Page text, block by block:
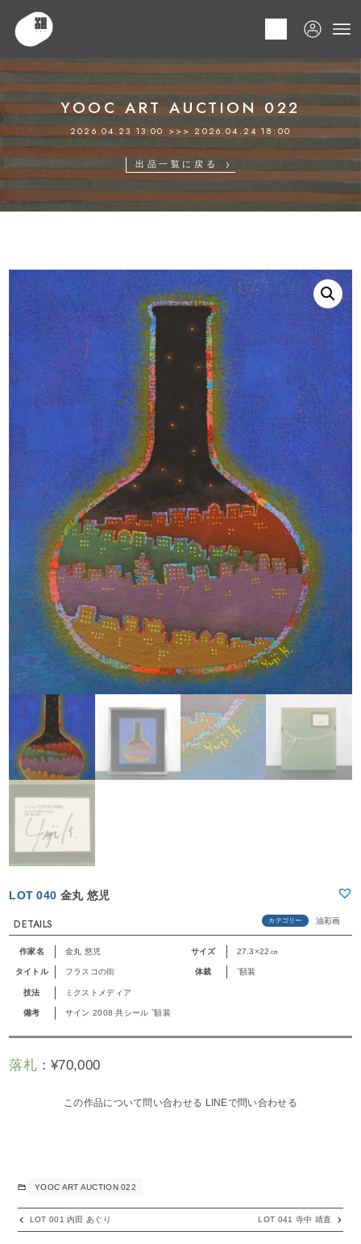
HOME
YOOC ART AUCTION 022
2026.04.23 13:00 >>> 2026.04.24 18:00
出品一覧に戻る
LOT 040 金丸 悠児
DETAILS カテゴリー 油彩画
作家名 金丸 悠児 サイズ 27.3×22㎝
タイトル フラスコの街 体裁 `額装
技法 ミクストメディア
備考 サイン 2008 共シール `額装
落札：¥70,000
この作品について問い合わせる LINEで問い合わせる
YOOC ART AUCTION 022
LOT 001 内田 あぐり LOT 041 寺中 靖直